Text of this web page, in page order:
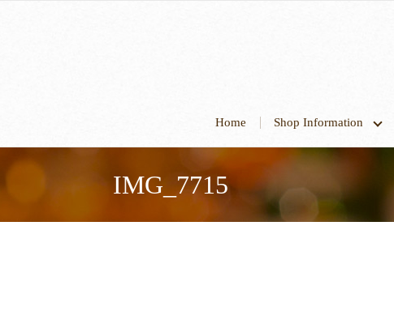
Home Shop Information
IMG_7715